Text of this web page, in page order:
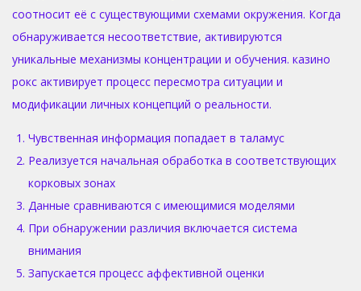
соотносит её с существующими схемами окружения. Когда
обнаруживается несоответствие, активируются
уникальные механизмы концентрации и обучения. казино
рокс активирует процесс пересмотра ситуации и
модификации личных концепций о реальности.
Чувственная информация попадает в таламус
Реализуется начальная обработка в соответствующих
корковых зонах
Данные сравниваются с имеющимися моделями
При обнаружении различия включается система
внимания
Запускается процесс аффективной оценки